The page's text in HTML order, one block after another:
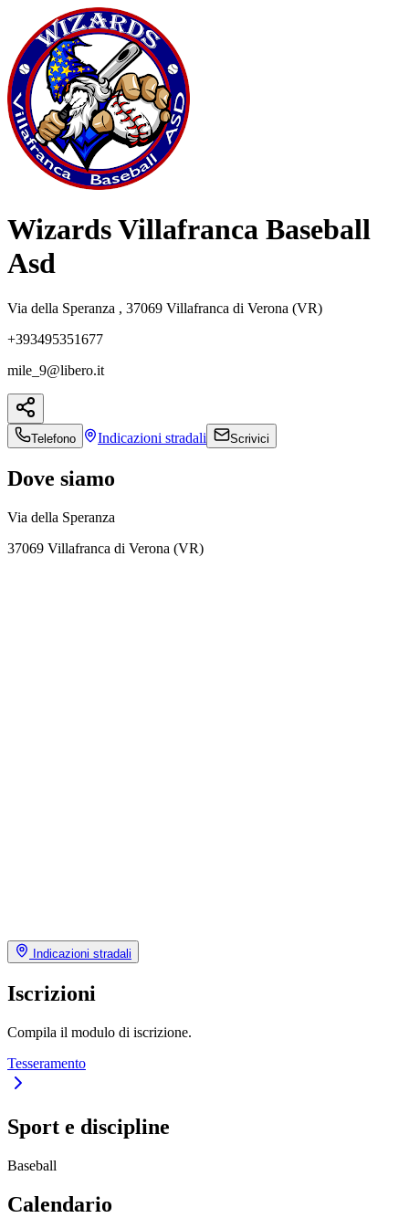
Wizards Villafranca Baseball
Asd
Via della Speranza , 37069 Villafranca di Verona (VR)
+393495351677
mile_9@libero.it
Telefono Indicazioni stradali Scrivici
Dove siamo
Via della Speranza
37069 Villafranca di Verona (VR)
Indicazioni stradali
Iscrizioni
Compila il modulo di iscrizione.
Tesseramento
Sport e discipline
Baseball
Calendario